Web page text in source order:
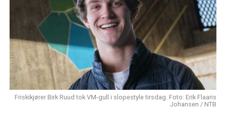
Friskikjører Birk Ruud tok VM-gull i slopestyle tirsdag. Foto: Erik Flaaris
Johansen / NTB